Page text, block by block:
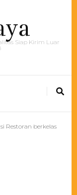
Siap Kirim Luar
Restoran berkelas